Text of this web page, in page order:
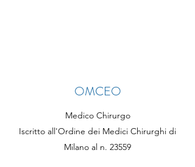
OMCEO
Medico Chirurgo
Iscritto all'Ordine dei Medici Chirurghi di
Milano al n. 23559